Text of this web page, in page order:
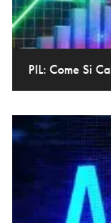
PIL: Come Si